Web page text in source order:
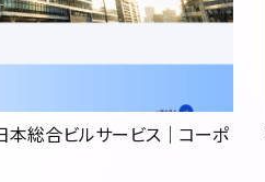
本総合ビルサービス｜コーポ